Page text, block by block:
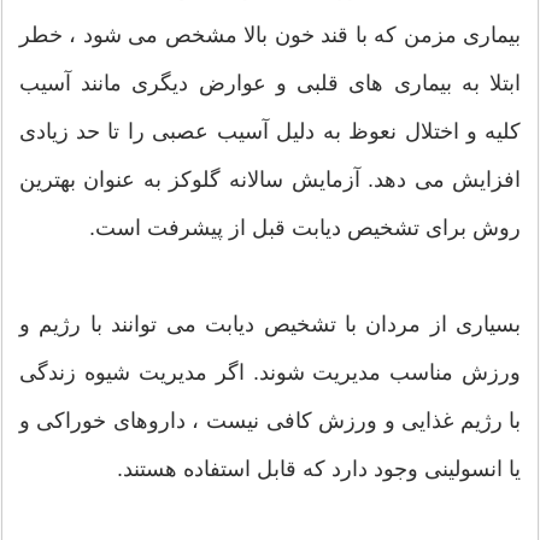
بیماری مزمن که با قند خون بالا مشخص می شود ، خطر
ابتلا به بیماری های قلبی و عوارض دیگری مانند آسیب
کلیه و اختلال نعوظ به دلیل آسیب عصبی را تا حد زیادی
افزایش می دهد. آزمایش سالانه گلوکز به عنوان بهترین
روش برای تشخیص دیابت قبل از پیشرفت است.
بسیاری از مردان با تشخیص دیابت می توانند با رژیم و
ورزش مناسب مدیریت شوند. اگر مدیریت شیوه زندگی
با رژیم غذایی و ورزش کافی نیست ، داروهای خوراکی و
یا انسولینی وجود دارد که قابل استفاده هستند.